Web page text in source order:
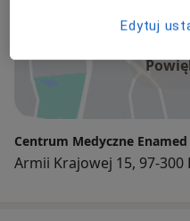
Centrum Medyczne Enamed
Armii Krajowej 15, 97-
Edytuj